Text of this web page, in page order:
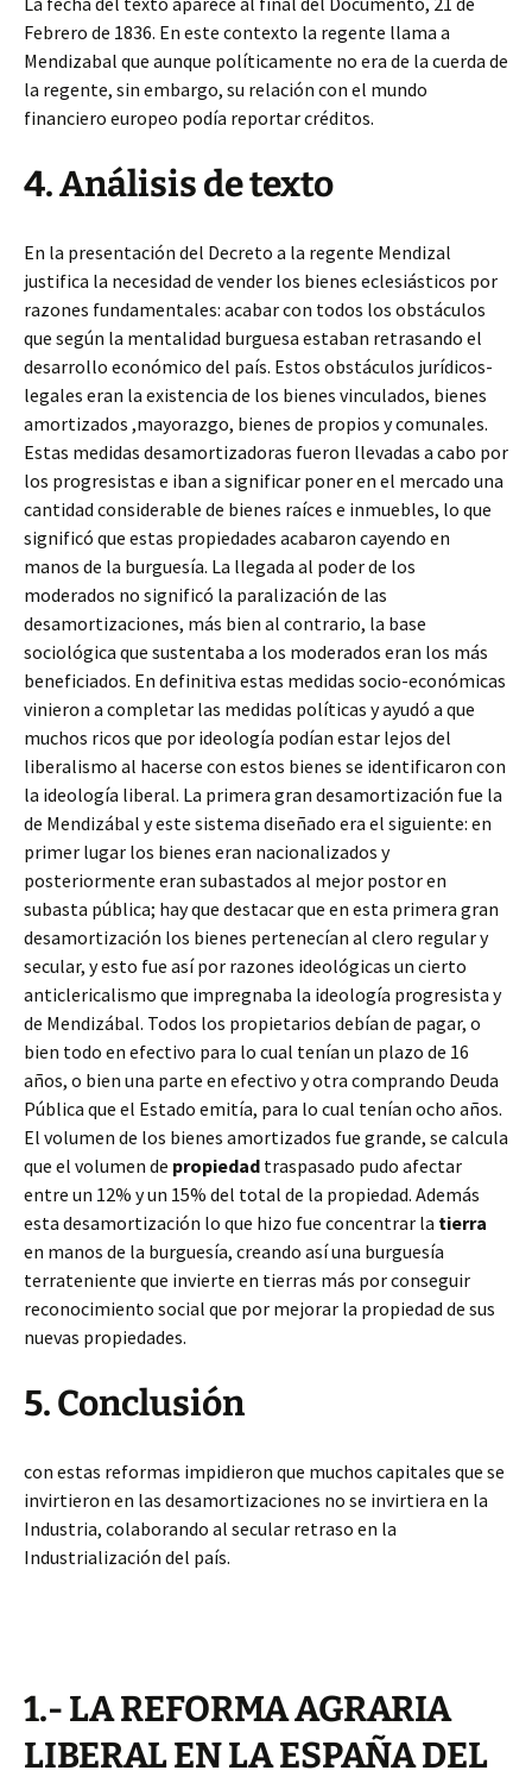
Febrero de 1836. En este contexto la regente llama a
Mendizabal que aunque políticamente no era de la cuerda de
la regente, sin embargo, su relación con el mundo
financiero europeo podía reportar créditos.
4. Análisis de texto
En la presentación del Decreto a la regente Mendizal
justifica la necesidad de vender los bienes eclesiásticos por
razones fundamentales: acabar con todos los obstáculos
que según la mentalidad burguesa estaban retrasando el
desarrollo económico del país. Estos obstáculos jurídicos-
legales eran la existencia de los bienes vinculados, bienes
amortizados ,mayorazgo, bienes de propios y comunales.
Estas medidas desamortizadoras fueron llevadas a cabo por
los progresistas e iban a significar poner en el mercado una
cantidad considerable de bienes raíces e inmuebles, lo que
significó que estas propiedades acabaron cayendo en
manos de la burguesía. La llegada al poder de los
moderados no significó la paralización de las
desamortizaciones, más bien al contrario, la base
sociológica que sustentaba a los moderados eran los más
beneficiados. En definitiva estas medidas socio-económicas
vinieron a completar las medidas políticas y ayudó a que
muchos ricos que por ideología podían estar lejos del
liberalismo al hacerse con estos bienes se identificaron con
la ideología liberal. La primera gran desamortización fue la
de Mendizábal y este sistema diseñado era el siguiente: en
primer lugar los bienes eran nacionalizados y
posteriormente eran subastados al mejor postor en
subasta pública; hay que destacar que en esta primera gran
desamortización los bienes pertenecían al clero regular y
secular, y esto fue así por razones ideológicas un cierto
anticlericalismo que impregnaba la ideología progresista y
de Mendizábal. Todos los propietarios debían de pagar, o
bien todo en efectivo para lo cual tenían un plazo de 16
años, o bien una parte en efectivo y otra comprando Deuda
Pública que el Estado emitía, para lo cual tenían ocho años.
El volumen de los bienes amortizados fue grande, se calcula
que el volumen de propiedad traspasado pudo afectar
entre un 12% y un 15% del total de la propiedad. Además
esta desamortización lo que hizo fue concentrar la tierra
en manos de la burguesía, creando así una burguesía
terrateniente que invierte en tierras más por conseguir
reconocimiento social que por mejorar la propiedad de sus
nuevas propiedades.
5. Conclusión
con estas reformas impidieron que muchos capitales que se
invirtieron en las desamortizaciones no se invirtiera en la
Industria, colaborando al secular retraso en la
Industrialización del país.
1.- LA REFORMA AGRARIA
LIBERAL EN LA ESPAÑA DEL